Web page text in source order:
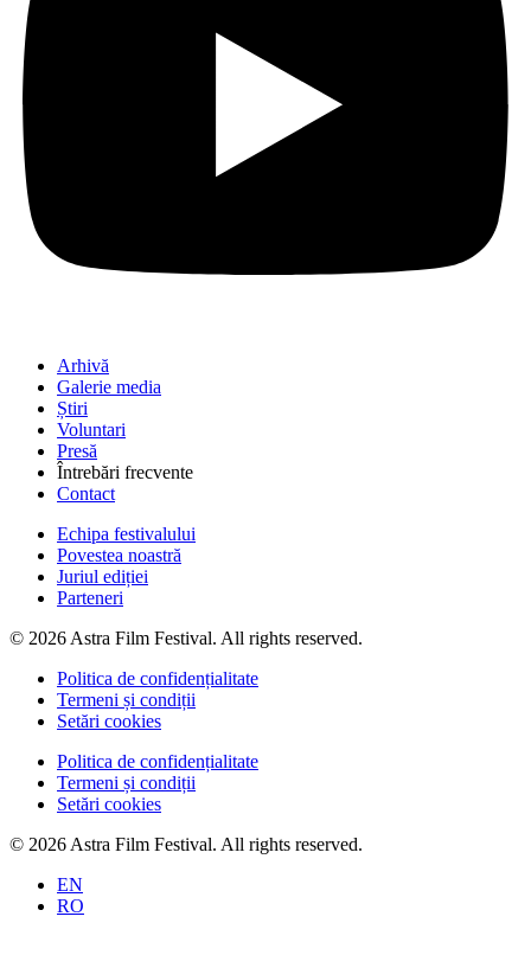
Arhivă
Galerie media
Știri
Voluntari
Presă
Întrebări frecvente
Contact
Echipa festivalului
Povestea noastră
Juriul ediției
Parteneri
© 2026 Astra Film Festival. All rights reserved.
Politica de confidențialitate
Termeni și condiții
Setări cookies
Politica de confidențialitate
Termeni și condiții
Setări cookies
© 2026 Astra Film Festival. All rights reserved.
EN
RO